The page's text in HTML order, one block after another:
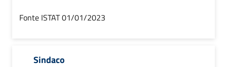
Fonte ISTAT 01/01/2023
Sindaco